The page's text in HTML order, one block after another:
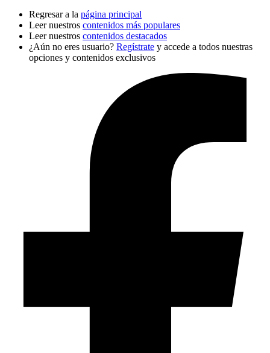
Regresar a la página principal
Leer nuestros contenidos más populares
Leer nuestros contenidos destacados
¿Aún no eres usuario? Regístrate y accede a todos nuestras
opciones y contenidos exclusivos